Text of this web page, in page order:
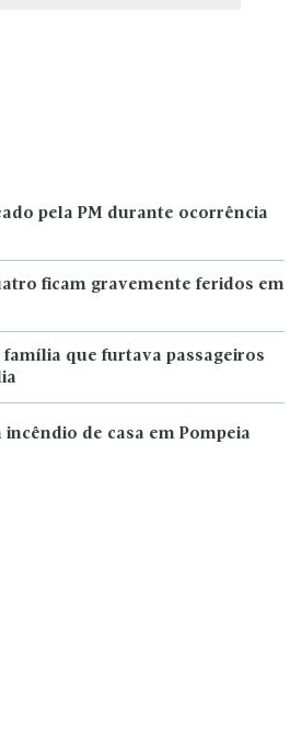
pela PM durante ocorrência
ficam gravemente feridos em
que furtava passageiros
de casa em Pompeia